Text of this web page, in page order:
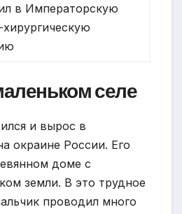
в Императорскую
селе
и вырос в
окраине России. Его
доме с
земли. В это трудное
проводил много